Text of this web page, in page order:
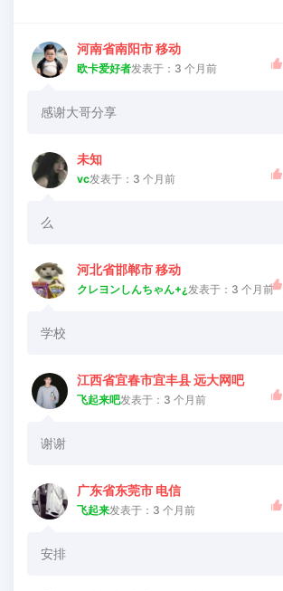
河南省南阳市 移动
欧卡爱好者发表于：3 个月前
感谢大哥分享

未知
vc发表于：3 个月前
么

河北省邯郸市 移动
クレヨンしんちゃん+¿ 发表于：3 个月前
学校

江西省宜春市宜丰县 远大网吧
飞起来吧发表于：3 个月前
谢谢

广东省东莞市 电信
飞起来发表于：3 个月前
安排
